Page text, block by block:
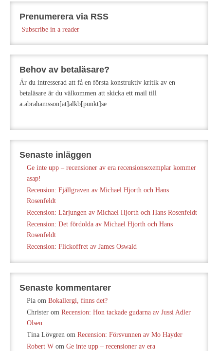
Prenumerera via RSS
Subscribe in a reader
Behov av betaläsare?
Är du intresserad att få en första konstruktiv kritik av en
betaläsare är du välkommen att skicka ett mail till
a.abrahamsson[at]alkb[punkt]se
Senaste inläggen
Ge inte upp – recensioner av era recensionsexemplar kommer
asap!
Recension: Fjällgraven av Michael Hjorth och Hans
Rosenfeldt
Recension: Lärjungen av Michael Hjorth och Hans Rosenfeldt
Recension: Det fördolda av Michael Hjorth och Hans
Rosenfeldt
Recension: Flickoffret av James Oswald
Senaste kommentarer
Pia om Bokallergi, finns det?
Christer om Recension: Hon tackade gudarna av Jussi Adler
Olsen
Tina Lövgren om Recension: Försvunnen av Mo Hayder
Robert W om Ge inte upp – recensioner av era